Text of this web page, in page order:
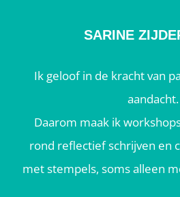
SARINE
Ik geloof in de kracht van
aandacht.
Daarom maak ik
rond reflectief schrijven en
met stempels, soms alleen